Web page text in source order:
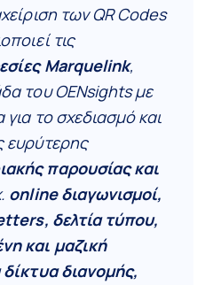
των QR Codes
τις
Marquelink,
του OENsights με
το σχεδιασμό και
ευρύτερης
παρουσίας και
online διαγωνισμοί,
δελτία τύπου,
και μαζική
διανομής,